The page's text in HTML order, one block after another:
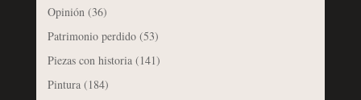
Opinión(36)
Patrimonio perdido(53)
Piezas con historia(141)
Pintura(184)